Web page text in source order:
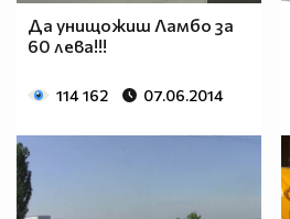
Да унищожиш Ламбо за
60 лева!!!
114 162 07.06.2014